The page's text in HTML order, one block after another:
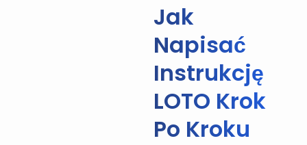
Jak
Napisać
Instrukcję
LOTO Krok
Po Kroku